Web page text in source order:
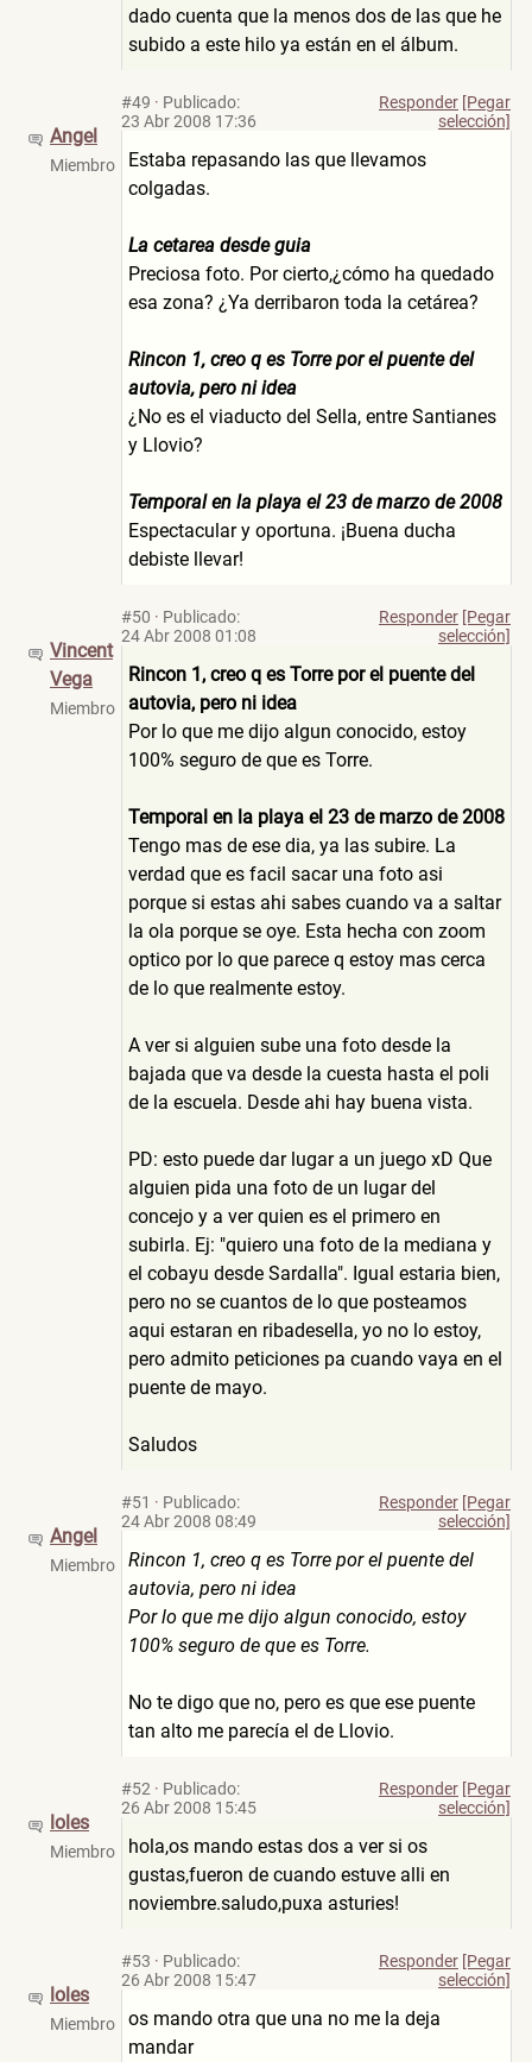
dado cuenta que la menos dos de las que he
subido a este hilo ya están en el álbum.
Angel
Miembro
#49 · Publicado:
23 Abr 2008 17:36
Responder [Pegar
selección]
Estaba repasando las que llevamos
colgadas.
La cetarea desde guia
Preciosa foto. Por cierto,¿cómo ha quedado
esa zona? ¿Ya derribaron toda la cetárea?
Rincon 1, creo q es Torre por el puente del
autovia, pero ni idea
¿No es el viaducto del Sella, entre Santianes
y Llovio?
Temporal en la playa el 23 de marzo de 2008
Espectacular y oportuna. ¡Buena ducha
debiste llevar!
Vincent
Vega
Miembro
#50 · Publicado:
24 Abr 2008 01:08
Responder [Pegar
selección]
Rincon 1, creo q es Torre por el puente del
autovia, pero ni idea
Por lo que me dijo algun conocido, estoy
100% seguro de que es Torre.
Temporal en la playa el 23 de marzo de 2008
Tengo mas de ese dia, ya las subire. La
verdad que es facil sacar una foto asi
porque si estas ahi sabes cuando va a saltar
la ola porque se oye. Esta hecha con zoom
optico por lo que parece q estoy mas cerca
de lo que realmente estoy.
A ver si alguien sube una foto desde la
bajada que va desde la cuesta hasta el poli
de la escuela. Desde ahi hay buena vista.
PD: esto puede dar lugar a un juego xD Que
alguien pida una foto de un lugar del
concejo y a ver quien es el primero en
subirla. Ej: "quiero una foto de la mediana y
el cobayu desde Sardalla". Igual estaria bien,
pero no se cuantos de lo que posteamos
aqui estaran en ribadesella, yo no lo estoy,
pero admito peticiones pa cuando vaya en el
puente de mayo.
Saludos
Angel
Miembro
#51 · Publicado:
24 Abr 2008 08:49
Responder [Pegar
selección]
Rincon 1, creo q es Torre por el puente del
autovia, pero ni idea
Por lo que me dijo algun conocido, estoy
100% seguro de que es Torre.
No te digo que no, pero es que ese puente
tan alto me parecía el de Llovio.
loles
Miembro
#52 · Publicado:
26 Abr 2008 15:45
Responder [Pegar
selección]
hola,os mando estas dos a ver si os
gustas,fueron de cuando estuve alli en
noviembre.saludo,puxa asturies!
loles
Miembro
#53 · Publicado:
26 Abr 2008 15:47
Responder [Pegar
selección]
os mando otra que una no me la deja
mandar